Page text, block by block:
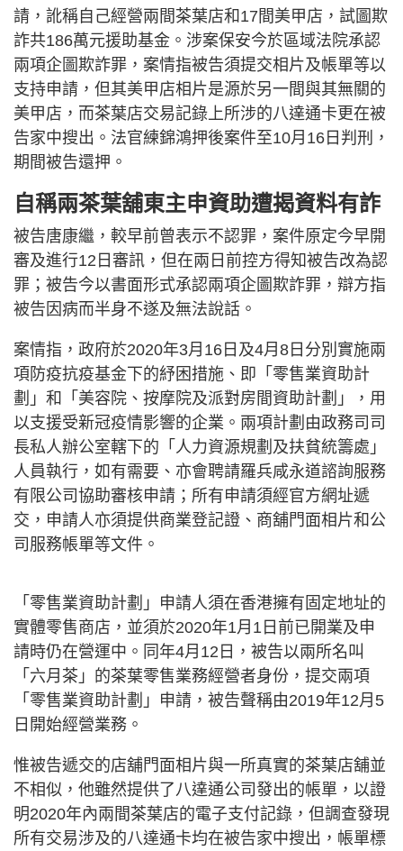
請，訛稱自己經營兩間茶葉店和17間美甲店，試圖欺
詐共186萬元援助基金。涉案保安今於區域法院承認
兩項企圖欺詐罪，案情指被告須提交相片及帳單等以
支持申請，但其美甲店相片是源於另一間與其無關的
美甲店，而茶葉店交易記錄上所涉的八達通卡更在被
告家中搜出。法官練錦鴻押後案件至10月16日判刑，
期間被告還押。
自稱兩茶葉舖東主申資助遭揭資料有詐
被告唐康繼，較早前曾表示不認罪，案件原定今早開
審及進行12日審訊，但在兩日前控方得知被告改為認
罪；被告今以書面形式承認兩項企圖欺詐罪，辯方指
被告因病而半身不遂及無法說話。
案情指，政府於2020年3月16日及4月8日分別實施兩
項防疫抗疫基金下的紓困措施、即「零售業資助計
劃」和「美容院、按摩院及派對房間資助計劃」，用
以支援受新冠疫情影響的企業。兩項計劃由政務司司
長私人辦公室轄下的「人力資源規劃及扶貧統籌處」
人員執行，如有需要、亦會聘請羅兵咸永道諮詢服務
有限公司協助審核申請；所有申請須經官方網址遞
交，申請人亦須提供商業登記證、商舖門面相片和公
司服務帳單等文件。
「零售業資助計劃」申請人須在香港擁有固定地址的
實體零售商店，並須於2020年1月1日前已開業及申
請時仍在營運中。同年4月12日，被告以兩所名叫
「六月茶」的茶葉零售業務經營者身份，提交兩項
「零售業資助計劃」申請，被告聲稱由2019年12月5
日開始經營業務。
惟被告遞交的店舖門面相片與一所真實的茶葉店舖並
不相似，他雖然提供了八達通公司發出的帳單，以證
明2020年內兩間茶葉店的電子支付記錄，但調查發現
所有交易涉及的八達通卡均在被告家中搜出，帳單標